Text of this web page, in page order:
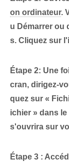
on ordinateur.
u Démarrer ou
s. Cliquez sur
Étape 2: Une
cran, dirigez-
quez sur «
ichier » dans
s'ouvrira sur
Étape ⁢3 :